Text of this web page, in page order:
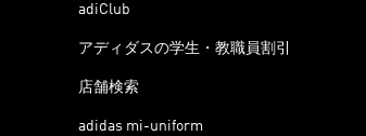
adiClub
アディダスの学生・教職員割引
店舗検索
adidas mi-uniform